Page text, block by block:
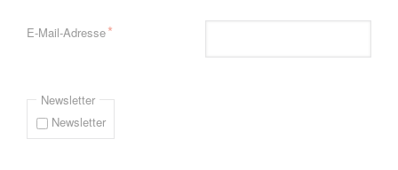
Pflichtfeld
E-Mail-Adresse*
Newsletter
Newsletter